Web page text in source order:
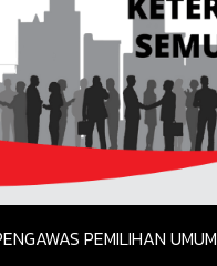
PEMILIHAN UMUM